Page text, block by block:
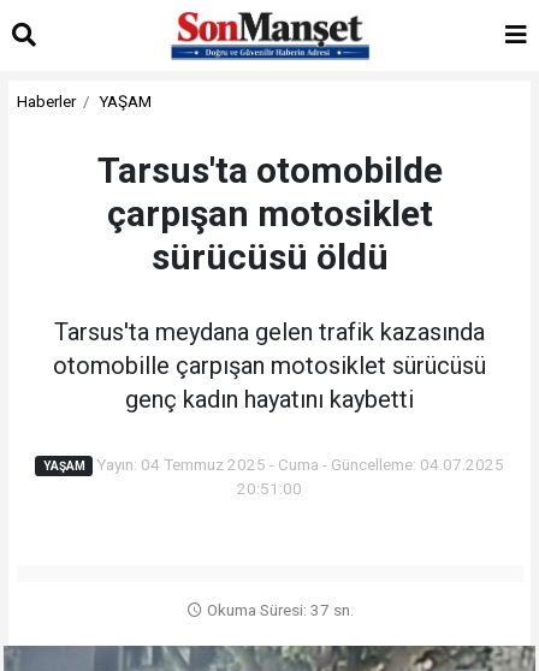
Haberler YAŞAM
Tarsus'ta otomobilde
çarpışan motosiklet
sürücüsü öldü
Tarsus'ta meydana gelen trafik kazasında
otomobille çarpışan motosiklet sürücüsü
genç kadın hayatını kaybetti
YAŞAM
Yayın: 04 Temmuz 2025 - Cuma - Güncelleme: 04.07.2025
20:51:00
Okuma Süresi: 37 sn.